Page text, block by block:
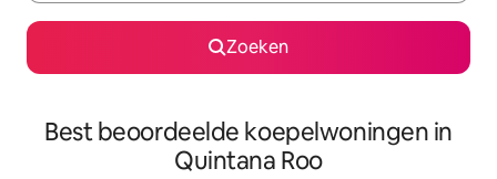
Zoeken
Best beoordeelde koepelwoningen in
Quintana Roo